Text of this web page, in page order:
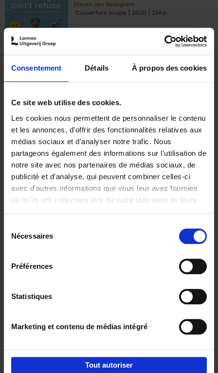
Consentement Détails À propos des cookies
Ce site web utilise des cookies.
Les cookies nous permettent de personnaliser le contenu
et les annonces, d'offrir des fonctionnalités relatives aux
médias sociaux et d'analyser notre trafic. Nous
partageons également des informations sur l'utilisation de
notre site avec nos partenaires de médias sociaux, de
publicité et d'analyse, qui peuvent combiner celles-ci
avec d'autres informations que vous leur avez fournies
ou qu'ils ont collectées lors de votre utilisation de leurs
Nécessaires
Préférences
Statistiques
Marketing et contenu de médias intégré
Tout autoriser
Steven Van Belleghem
Couverture souple
2020 256
€37,50
Building Bonds = Building
Business
Jochen Roef Jozefien De Feyter
Carolien Boom
Couverture souple
2025 200
€29,99
Digital marketing like a PRO -
completely revised edition (EN)